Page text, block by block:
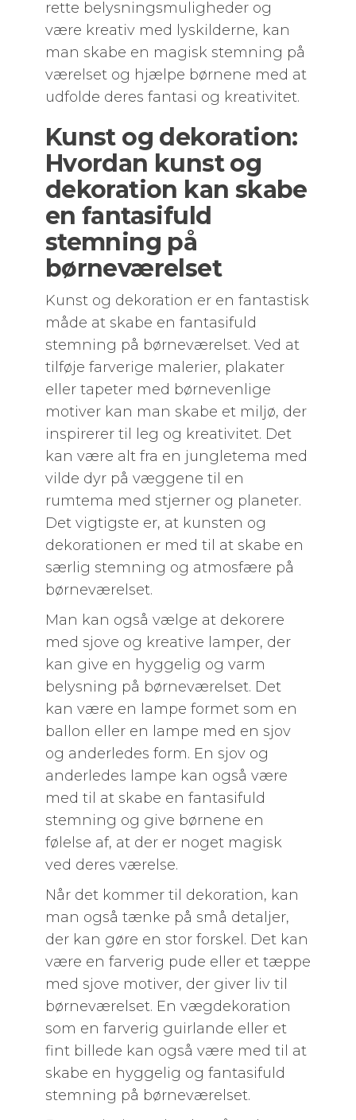
rette belysningsmuligheder og
være kreativ med lyskilderne, kan
man skabe en magisk stemning på
værelset og hjælpe børnene med at
udfolde deres fantasi og kreativitet.
Kunst og dekoration:
Hvordan kunst og
dekoration kan skabe
en fantasifuld
stemning på
børneværelset
Kunst og dekoration er en fantastisk
måde at skabe en fantasifuld
stemning på børneværelset. Ved at
tilføje farverige malerier, plakater
eller tapeter med børnevenlige
motiver kan man skabe et miljø, der
inspirerer til leg og kreativitet. Det
kan være alt fra en jungletema med
vilde dyr på væggene til en
rumtema med stjerner og planeter.
Det vigtigste er, at kunsten og
dekorationen er med til at skabe en
særlig stemning og atmosfære på
børneværelset.
Man kan også vælge at dekorere
med sjove og kreative lamper, der
kan give en hyggelig og varm
belysning på børneværelset. Det
kan være en lampe formet som en
ballon eller en lampe med en sjov
og anderledes form. En sjov og
anderledes lampe kan også være
med til at skabe en fantasifuld
stemning og give børnene en
følelse af, at der er noget magisk
ved deres værelse.
Når det kommer til dekoration, kan
man også tænke på små detaljer,
der kan gøre en stor forskel. Det kan
være en farverig pude eller et tæppe
med sjove motiver, der giver liv til
børneværelset. En vægdekoration
som en farverig guirlande eller et
fint billede kan også være med til at
skabe en hyggelig og fantasifuld
stemning på børneværelset.